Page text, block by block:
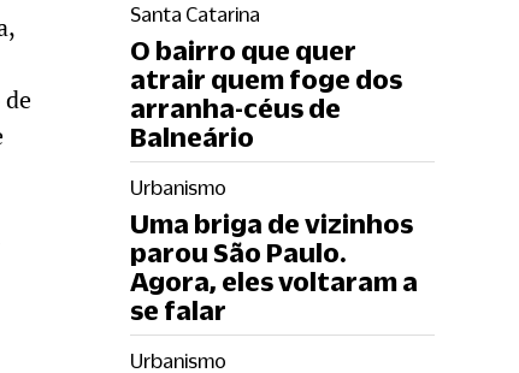
Santa Catarina
O bairro que quer
atrair quem foge dos
arranha-céus de
Balneário
Urbanismo
Uma briga de vizinhos
parou São Paulo.
Agora, eles voltaram a
se falar
Urbanismo